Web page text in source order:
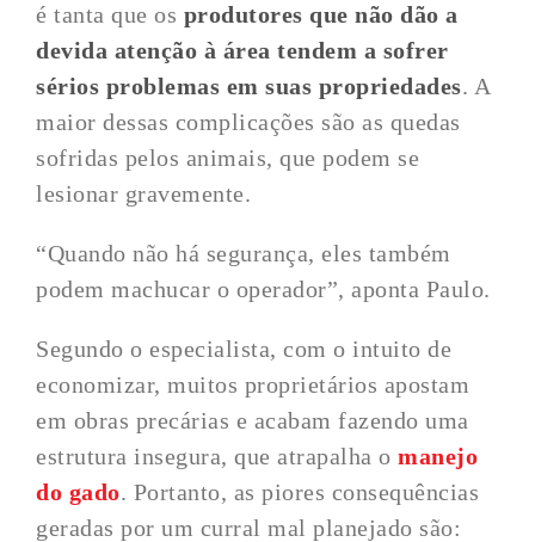
é tanta que os produtores que não dão a
devida atenção à área tendem a sofrer
sérios problemas em suas propriedades. A
maior dessas complicações são as quedas
sofridas pelos animais, que podem se
lesionar gravemente.
“Quando não há segurança, eles também
podem machucar o operador”, aponta Paulo.
Segundo o especialista, com o intuito de
economizar, muitos proprietários apostam
em obras precárias e acabam fazendo uma
estrutura insegura, que atrapalha omanejo
do gado. Portanto, as piores consequências
geradas por um curral mal planejado são: